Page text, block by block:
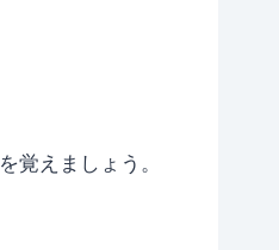
覚えましょう。